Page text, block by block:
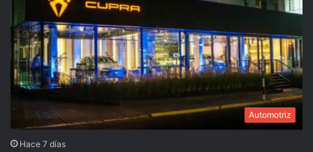
Automotriz
Hace 7 días